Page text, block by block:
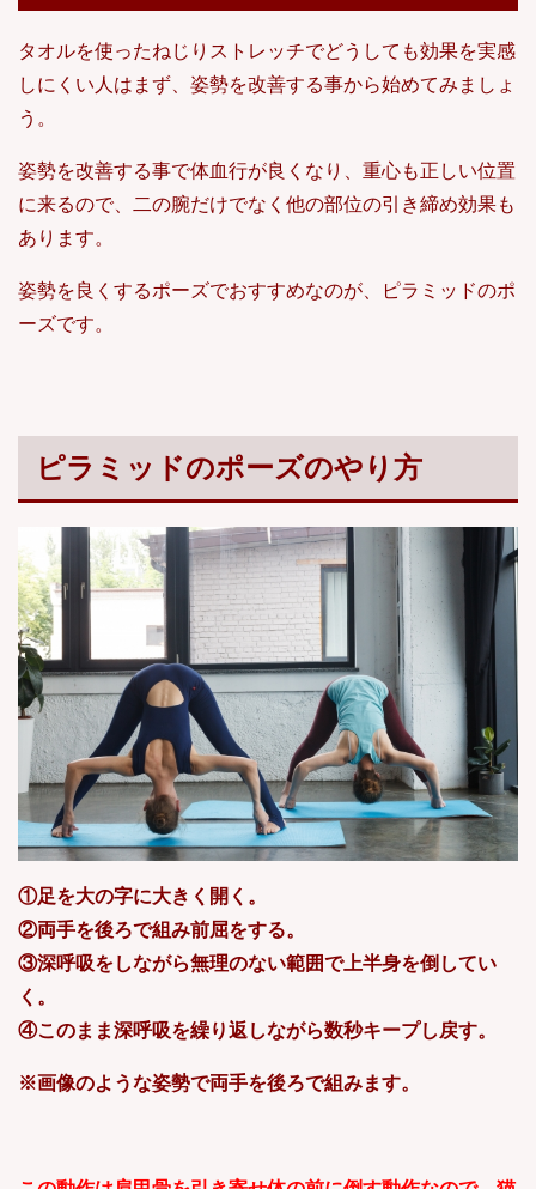
タオルを使ったねじりストレッチでどうしても効果を実感
しにくい人はまず、姿勢を改善する事から始めてみましょ
う。
姿勢を改善する事で体血行が良くなり、重心も正しい位置
に来るので、二の腕だけでなく他の部位の引き締め効果も
あります。
姿勢を良くするポーズでおすすめなのが、ピラミッドのポ
ーズです。
ピラミッドのポーズのやり方
①足を大の字に大きく開く。
②両手を後ろで組み前屈をする。
③深呼吸をしながら無理のない範囲で上半身を倒してい
く。
④このまま深呼吸を繰り返しながら数秒キープし戻す。
※画像のような姿勢で両手を後ろで組みます。